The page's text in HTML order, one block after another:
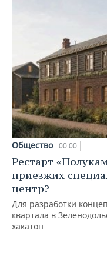
Общество 00:00
Рестарт
приезжих
центр?
Для разработки
квартала в
хакатон